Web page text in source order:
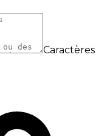
Caractères